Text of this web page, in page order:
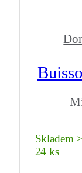
Skladem >
24 ks